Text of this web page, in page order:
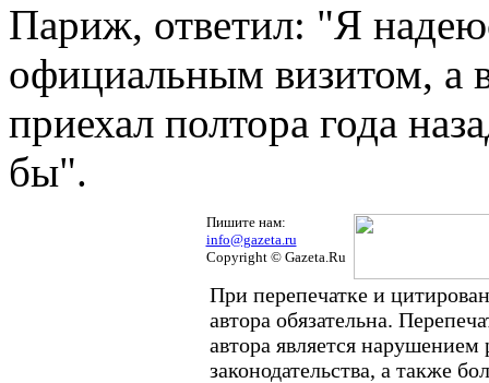
Париж, ответил: "Я
официальным визитом, а
приехал полтора года
бы".
Пишите нам:
info@gazeta.ru
Copyright © Gazeta.Ru
При перепечатке и
автора обязательна.
автора является
законодательства, а также